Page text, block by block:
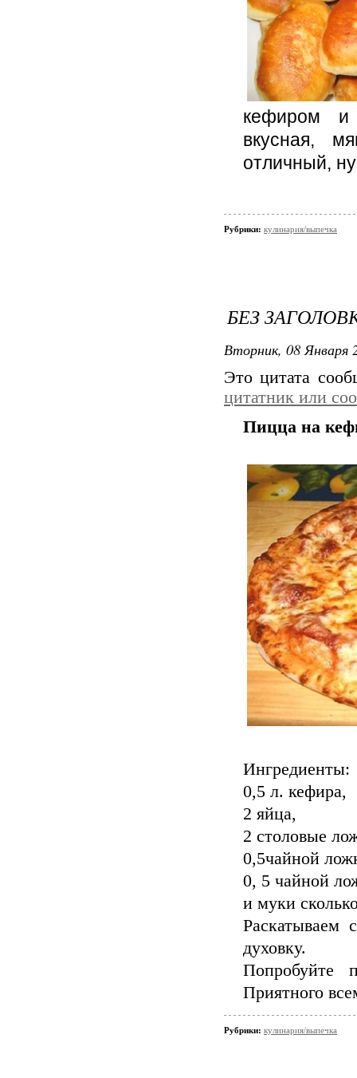
кефиром и
вкусная,
отличный,
Рубрики: кулинария/выпечка
БЕЗ
Вторник, 08 Января
Это цитата
цитатник или
Пицца на
Ингредиенты:
0,5 л. кефира,
2 яйца,
2 столовые
0,5чайной
0, 5 чайной
и муки
Раскатываем
духовку.
Попробуйте
Приятного
Рубрики: кулинария/выпечка